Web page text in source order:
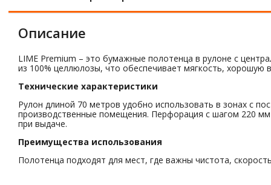
Описание
LIME Premium – это бумажные полотенца в рулоне с
из 100% целлюлозы, что обеспечивает мягкость, хорошую
Технические характеристики
Рулон длиной 70 метров удобно использовать в зонах с
производственные помещения. Перфорация с шагом 220
при выдаче.
Преимущества использования
Полотенца подходят для мест, где важны чистота,